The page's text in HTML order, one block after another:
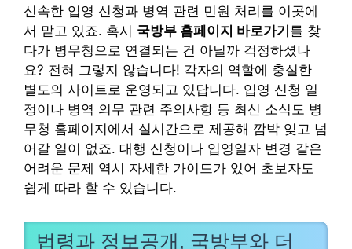
신속한 입영 신청과 병역 관련 민원 처리를 이곳에
서 맡고 있죠. 혹시 국방부 홈페이지 바로가기 를 찾
다가 병무청으로 연결되는 건 아닐까 걱정하셨나
요? 전혀 그렇지 않습니다! 각자의 역할에 충실한
별도의 사이트로 운영되고 있답니다. 입영 신청 일
정이나 병역 의무 관련 주의사항 등 최신 소식도 병
무청 홈페이지에서 실시간으로 제공해 깜박 잊고 넘
어갈 일이 없죠. 대행 신청이나 입영일자 변경 같은
어려운 문제 역시 자세한 가이드가 있어 초보자도
쉽게 따라 할 수 있습니다.
법령과 정보공개, 국방부와 더